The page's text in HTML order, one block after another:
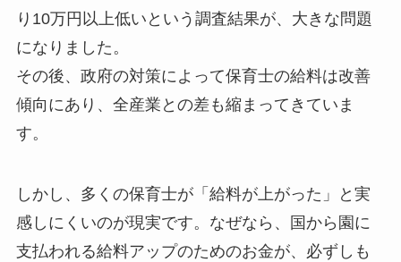
り10万円以上低いという調査結果が、大きな問題
になりました。
その後、政府の対策によって保育士の給料は改善
傾向にあり、全産業との差も縮まってきていま
す。
しかし、多くの保育士が「給料が上がった」と実
感しにくいのが現実です。なぜなら、国から園に
支払われる給料アップのためのお金が、必ずしも